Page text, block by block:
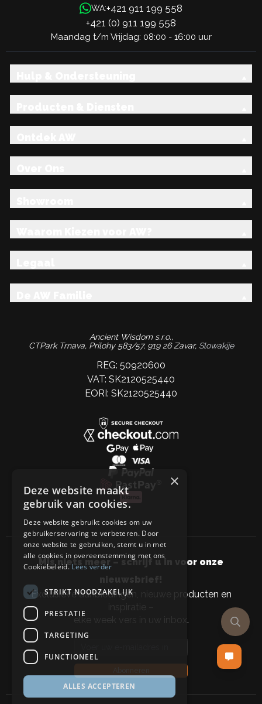
WA:+421 911 199 558
+421 (0) 911 199 558
Maandag t/m Vrijdag: 08:00 - 16:00 uur
Ancient Wisdom s.r.o.,
CTPark Trnava, Prílohy 583/57, 919 26 Zavar, Slowakije
REG: 50920600
VAT: SK2120525440
EORI: SK2120525440
Mis niets meer – schrijf u in voor onze
nieuwsbrief!
Exclusieve aanbiedingen, nieuwe producten en
inspiratie –
elke week vers in uw inbox.
×
Deze website maakt
gebruik van cookies.
Deze website gebruikt cookies om uw
gebruikerservaring te verbeteren. Door
onze website te gebruiken, stemt u in met
alle cookies in overeenstemming met ons
Cookiebeleid.Lees verder
STRIKT NOODZAKELIJK
PRESTATIE
TARGETING
FUNCTIONEEL
ALLES ACCEPTEREN